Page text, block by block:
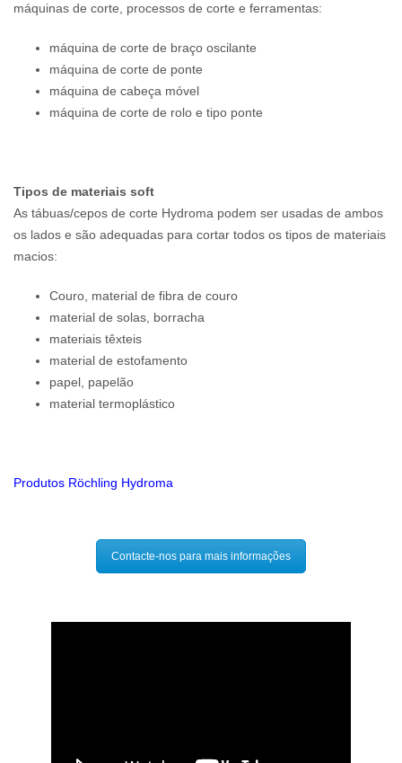
máquinas de corte, processos de corte e ferramentas:
máquina de corte de braço oscilante
máquina de corte de ponte
máquina de cabeça móvel
máquina de corte de rolo e tipo ponte
Tipos de materiais soft
As tábuas/cepos de corte Hydroma podem ser usadas de ambos
os lados e são adequadas para cortar todos os tipos de materiais
macios:
Couro, material de fibra de couro
material de solas, borracha
materiais têxteis
material de estofamento
papel, papelão
material termoplástico
Produtos Röchling Hydroma
Contacte-nos para mais informações